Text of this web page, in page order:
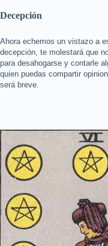
Decepción
Ahora echemos un vistazo a
decepción, te molestará que
para desahogarse y contarle
quien puedas compartir
será breve.